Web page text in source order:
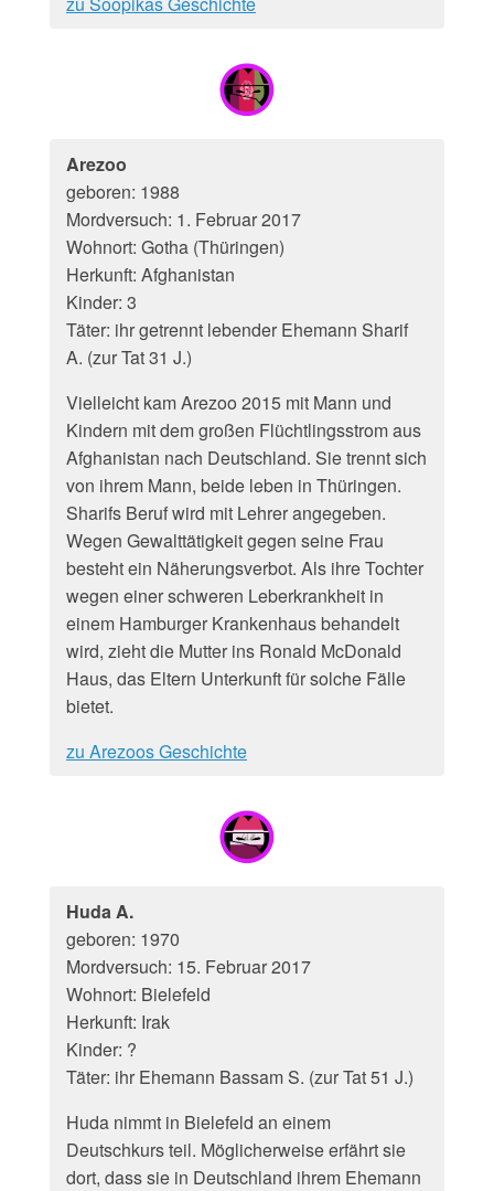
Arezoo
geboren: 1988
Mordversuch: 1. Februar 2017
Wohnort: Gotha (Thüringen)
Herkunft: Afghanistan
Kinder: 3
Täter: ihr getrennt lebender Ehemann Sharif
A. (zur Tat 31 J.)
Vielleicht kam Arezoo 2015 mit Mann und
Kindern mit dem großen Flüchtlingsstrom aus
Afghanistan nach Deutschland. Sie trennt sich
von ihrem Mann, beide leben in Thüringen.
Sharifs Beruf wird mit Lehrer angegeben.
Wegen Gewalttätigkeit gegen seine Frau
besteht ein Näherungsverbot. Als ihre Tochter
wegen einer schweren Leberkrankheit in
einem Hamburger Krankenhaus behandelt
wird, zieht die Mutter ins Ronald McDonald
Haus, das Eltern Unterkunft für solche Fälle
bietet.
zu Arezoos Geschichte
Huda A.
geboren: 1970
Mordversuch: 15. Februar 2017
Wohnort: Bielefeld
Herkunft: Irak
Kinder: ?
Täter: ihr Ehemann Bassam S. (zur Tat 51 J.)
Huda nimmt in Bielefeld an einem
Deutschkurs teil. Möglicherweise erfährt sie
dort, dass sie in Deutschland ihrem Ehemann